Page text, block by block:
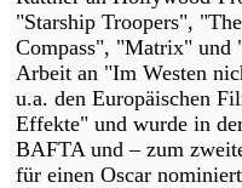
"Starship Troopers",
Compass", "Matrix" und
Arbeit an "Im Westen
u.a. den Europäischen
Effekte" und wurde in
BAFTA und – zum
für einen Oscar